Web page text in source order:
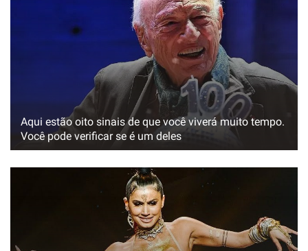
Aqui estão oito sinais de que você viverá muito tempo.
Você pode verificar se é um deles